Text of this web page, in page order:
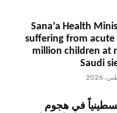
Sana’a Health
suffering from
million children at
Saudi
11 فلسطينياً في هجوم